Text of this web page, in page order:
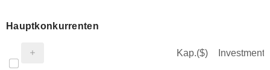
Hauptkonkurrenten
Kap.($) Investment